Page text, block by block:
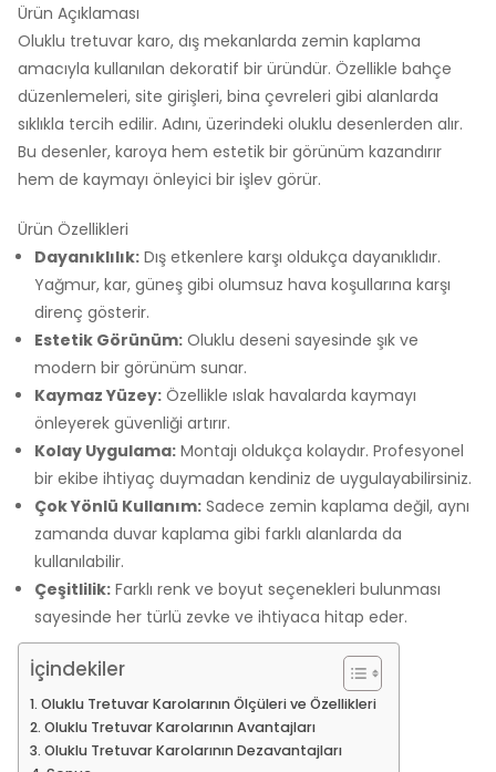
Ürün Açıklaması
Oluklu tretuvar karo, dış mekanlarda zemin kaplama
amacıyla kullanılan dekoratif bir üründür. Özellikle bahçe
düzenlemeleri, site girişleri, bina çevreleri gibi alanlarda
sıklıkla tercih edilir. Adını, üzerindeki oluklu desenlerden alır.
Bu desenler, karoya hem estetik bir görünüm kazandırır
hem de kaymayı önleyici bir işlev görür.
Ürün Özellikleri
Dayanıklılık: Dış etkenlere karşı oldukça dayanıklıdır.
Yağmur, kar, güneş gibi olumsuz hava koşullarına karşı
direnç gösterir.
Estetik Görünüm: Oluklu deseni sayesinde şık ve
modern bir görünüm sunar.
Kaymaz Yüzey: Özellikle ıslak havalarda kaymayı
önleyerek güvenliği artırır.
Kolay Uygulama: Montajı oldukça kolaydır. Profesyonel
bir ekibe ihtiyaç duymadan kendiniz de uygulayabilirsiniz.
Çok Yönlü Kullanım: Sadece zemin kaplama değil, aynı
zamanda duvar kaplama gibi farklı alanlarda da
kullanılabilir.
Çeşitlilik: Farklı renk ve boyut seçenekleri bulunması
sayesinde her türlü zevke ve ihtiyaca hitap eder.
İçindekiler
Oluklu Tretuvar Karolarının Ölçüleri ve Özellikleri
Oluklu Tretuvar Karolarının Avantajları
Oluklu Tretuvar Karolarının Dezavantajları